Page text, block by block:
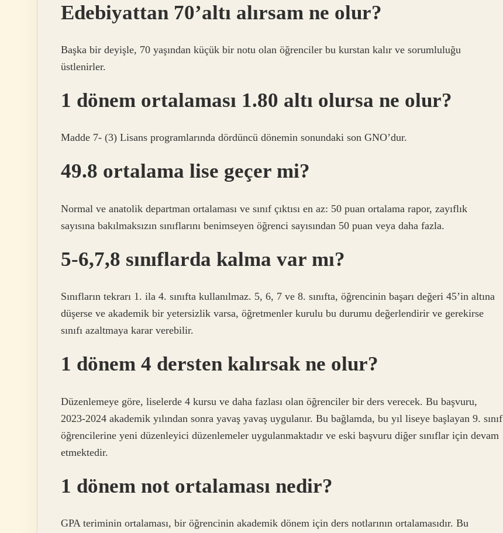
Edebiyattan 70’altı alırsam ne olur?
Başka bir deyişle, 70 yaşından küçük bir notu olan öğrenciler bu kurstan kalır ve sorumluluğu
üstlenirler.
1 dönem ortalaması 1.80 altı olursa ne olur?
Madde 7- (3) Lisans programlarında dördüncü dönemin sonundaki son GNO’dur.
49.8 ortalama lise geçer mi?
Normal ve anatolik departman ortalaması ve sınıf çıktısı en az: 50 puan ortalama rapor, zayıflık
sayısına bakılmaksızın sınıflarını benimseyen öğrenci sayısından 50 puan veya daha fazla.
5-6,7,8 sınıflarda kalma var mı?
Sınıfların tekrarı 1. ila 4. sınıfta kullanılmaz. 5, 6, 7 ve 8. sınıfta, öğrencinin başarı değeri 45’in altına
düşerse ve akademik bir yetersizlik varsa, öğretmenler kurulu bu durumu değerlendirir ve gerekirse
sınıfı azaltmaya karar verebilir.
1 dönem 4 dersten kalırsak ne olur?
Düzenlemeye göre, liselerde 4 kursu ve daha fazlası olan öğrenciler bir ders verecek. Bu başvuru,
2023-2024 akademik yılından sonra yavaş yavaş uygulanır. Bu bağlamda, bu yıl liseye başlayan 9. sınıf
öğrencilerine yeni düzenleyici düzenlemeler uygulanmaktadır ve eski başvuru diğer sınıflar için devam
etmektedir.
1 dönem not ortalaması nedir?
GPA teriminin ortalaması, bir öğrencinin akademik dönem için ders notlarının ortalamasıdır. Bu